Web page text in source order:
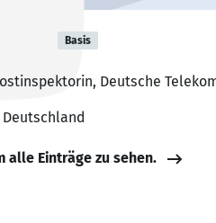
Basis
Deutsche
Deutschland
alle Einträge zu sehen.